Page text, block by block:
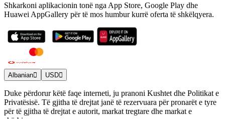
Shkarkoni aplikacionin tonë nga App Store, Google Play dhe
Huawei AppGallery për të mos humbur kurrë oferta të shkëlqyera.
Albanian USD
Duke përdorur këtë faqe interneti, ju pranoni Kushtet dhe Politikat e
Privatësisë. Të gjitha të drejtat janë të rezervuara për pronarët e tyre
për të gjitha të drejtat e autorit, markat tregtare dhe markat e